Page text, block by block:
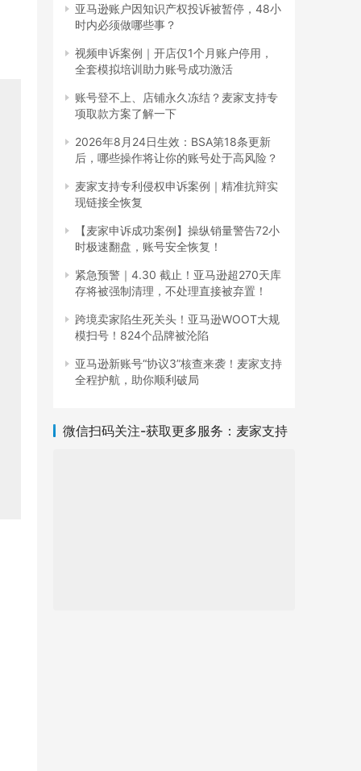
亚马逊账户因知识产权投诉被暂停，48小
时内必须做哪些事？
视频申诉案例｜开店仅1个月账户停用，
全套模拟培训助力账号成功激活
账号登不上、店铺永久冻结？麦家支持专
项取款方案了解一下
2026年8月24日生效：BSA第18条更新
后，哪些操作将让你的账号处于高风险？
麦家支持专利侵权申诉案例｜精准抗辩实
现链接全恢复
【麦家申诉成功案例】操纵销量警告72小
时极速翻盘，账号安全恢复！
紧急预警｜4.30 截止！亚马逊超270天库
存将被强制清理，不处理直接被弃置！
跨境卖家陷生死关头！亚马逊WOOT大规
模扫号！824个品牌被沦陷
亚马逊新账号“协议3”核查来袭！麦家支持
全程护航，助你顺利破局
微信扫码关注-获取更多服务：麦家支持